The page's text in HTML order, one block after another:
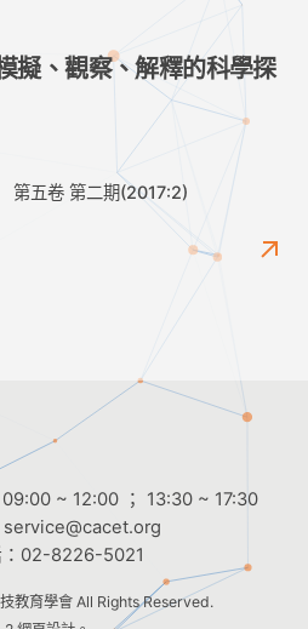
擬、觀察、解釋的科學探
第五卷 第二期(2017:2)
~ 12:00 ； 13:30 ~ 17:30
service@cacet.org
02-8226-5021
教育學會All Rights Reserved.